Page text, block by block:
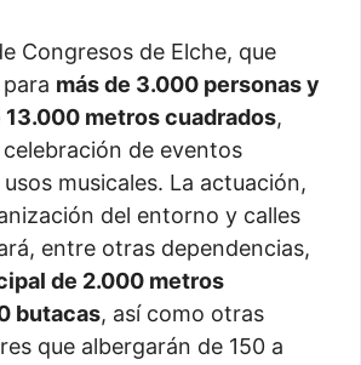
Congresos de Elche, que
más de 3.000 personas y
metros cuadrados,
de eventos
musicales. La actuación,
del entorno y calles
entre otras dependencias,
de 2.000 metros
butacas, así como otras
que albergarán de 150 a